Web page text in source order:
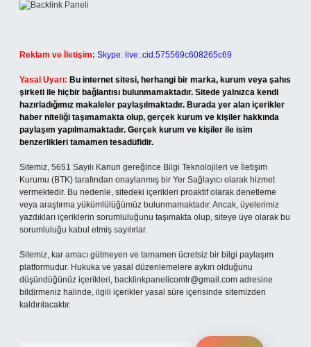
Reklam ve İletişim: Skype: live:.cid.575569c608265c69
Yasal Uyarı: Bu internet sitesi, herhangi bir marka, kurum veya şahıs
şirketi ile hiçbir bağlantısı bulunmamaktadır. Sitede yalnızca kendi
hazırladığımız makaleler paylaşılmaktadır. Burada yer alan içerikler
haber niteliği taşımamakta olup, gerçek kurum ve kişiler hakkında
paylaşım yapılmamaktadır. Gerçek kurum ve kişiler ile isim
benzerlikleri tamamen tesadüfidir.
Sitemiz, 5651 Sayılı Kanun gereğince Bilgi Teknolojileri ve İletişim
Kurumu (BTK) tarafından onaylanmış bir Yer Sağlayıcı olarak hizmet
vermektedir. Bu nedenle, sitedeki içerikleri proaktif olarak denetleme
veya araştırma yükümlülüğümüz bulunmamaktadır. Ancak, üyelerimiz
yazdıkları içeriklerin sorumluluğunu taşımakta olup, siteye üye olarak bu
sorumluluğu kabul etmiş sayılırlar.
Sitemiz, kar amacı gütmeyen ve tamamen ücretsiz bir bilgi paylaşım
platformudur. Hukuka ve yasal düzenlemelere aykırı olduğunu
düşündüğünüz içerikleri, backlinkpanelicomtr@gmail.com adresine
bildirmeniz halinde, ilgili içerikler yasal süre içerisinde sitemizden
kaldırılacaktır.